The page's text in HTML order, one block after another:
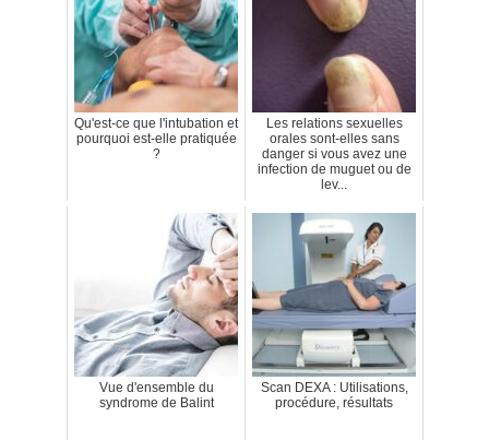
Qu'est-ce que l'intubation et
pourquoi est-elle pratiquée
?
Les relations sexuelles
orales sont-elles sans
danger si vous avez une
infection de muguet ou de
lev...
Vue d'ensemble du
syndrome de Balint
Scan DEXA : Utilisations,
procédure, résultats